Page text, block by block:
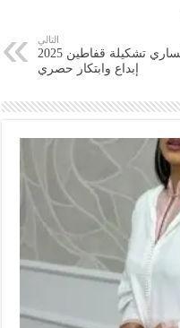
التالي
توب الساري تشكيلة قفاطين 2025
إبداع وابتكار حصري